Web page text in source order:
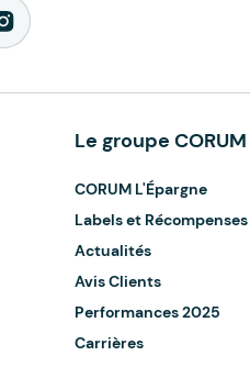
Le groupe CORUM
CORUM L'Épargne
Labels et Récompenses
Actualités
Avis Clients
Performances 2025
Carrières